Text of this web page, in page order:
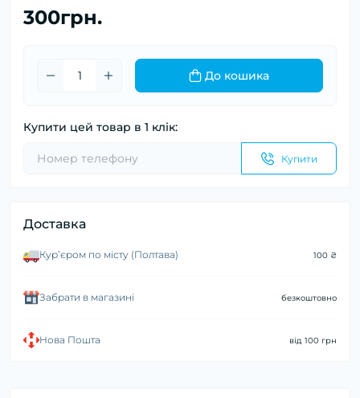
300грн.
До кошика
Купити цей товар в 1 клік:
Купити
Доставка
Курʼєром по місту (Полтава) 100 ₴
Забрати в магазині безкоштовно
Нова Пошта від 100 грн